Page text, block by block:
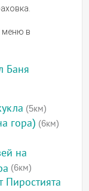
меню в
Баня
(5км)
гора) (6км)
на
(6км)
Пиростията